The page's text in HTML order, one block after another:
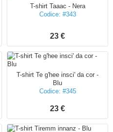
T-shirt Taaac - Nera
Codice: #343
23 €
T-shirt Te g'hee insci' da cor -
Blu
Codice: #345
23 €